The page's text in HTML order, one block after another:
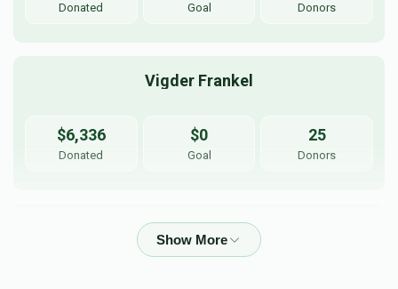
Donated Goal Donors
Vigder Frankel
$6,336
Donated
$0
Goal
25
Donors
Avrumi Markowitz